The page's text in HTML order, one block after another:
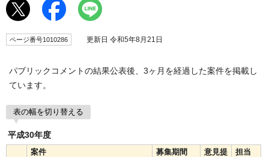
ページ番号1010286 更新日 令和5年8月21日
パブリックコメントの結果公表後、3ヶ月を経過した案件を掲載し
ています。
表の幅を切り替える
平成30年度
案件
募集期間
意見提
担当